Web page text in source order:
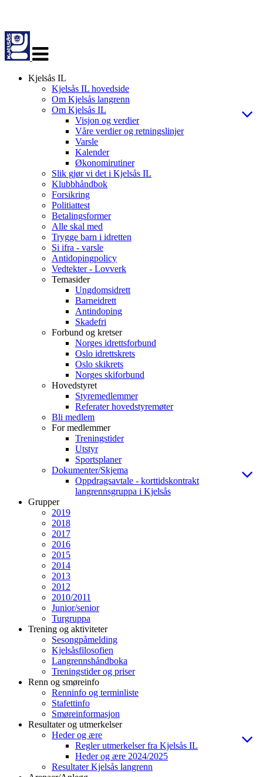
navigasjon
Kjelsås IL
Kjelsås IL hovedside
Om Kjelsås langrenn
Om Kjelsås IL
Visjon og verdier
Våre verdier og retningslinjer
Varsle
Kalender
Økonomirutiner
Slik gjør vi det i Kjelsås IL
Klubbhåndbok
Forsikring
Politiattest
Betalingsformer
Alle skal med
Trygge barn i idretten
Si ifra - varsle
Antidopingpolicy
Vedtekter - Lovverk
Temasider
Ungdomsidrett
Barneidrett
Antindoping
Skadefri
Forbund og kretser
Norges idrettsforbund
Oslo idrettskrets
Oslo skikrets
Norges skiforbund
Hovedstyret
Styremedlemmer
Referater hovedstyremøter
Bli medlem
For medlemmer
Treningstider
Utstyr
Sportsplaner
Dokumenter/Skjema
Oppdragsavtale - korttidskontrakt
langrennsgruppa i Kjelsås
Grupper
2019
2018
2017
2016
2015
2014
2013
2012
2010/2011
Junior/senior
Turgruppa
Trening og aktiviteter
Sesongpåmelding
Kjelsåsfilosofien
Langrennshåndboka
Treningstider og priser
Renn og smøreinfo
Renninfo og terminliste
Stafettinfo
Smøreinformasjon
Resultater og utmerkelser
Heder og ære
Regler utmerkelser fra Kjelsås IL
Heder og ære 2024/2025
Resultater Kjelsås langrenn